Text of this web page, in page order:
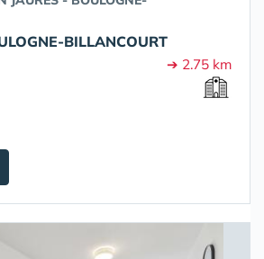
BILLANCOURT
➔ 2.75 km